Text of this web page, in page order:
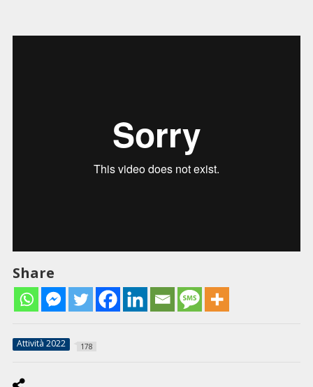
Share
Attività 2022 178